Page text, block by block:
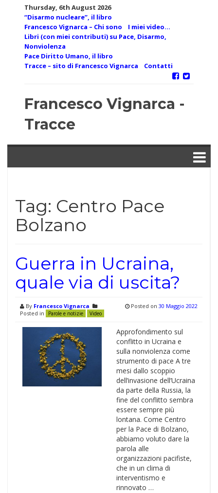
Thursday, 6th August 2026
“Disarmo nucleare”, il libro
Francesco Vignarca – Chi sono
I miei video…
Libri (con miei contributi) su Pace, Disarmo,
Nonviolenza
Pace Diritto Umano, il libro
Tracce – sito di Francesco Vignarca
Contatti
Francesco Vignarca -
Tracce
Tag: Centro Pace
Bolzano
Guerra in Ucraina,
quale via di uscita?
By Francesco Vignarca
Posted in
Parole e notizie Video
Posted on 30 Maggio 2022
Approfondimento sul
conflitto in Ucraina e
sulla nonviolenza come
strumento di pace A tre
mesi dallo scoppio
dell’invasione dell’Ucraina
da parte della Russia, la
fine del conflitto sembra
essere sempre più
lontana. Come Centro
per la Pace di Bolzano,
abbiamo voluto dare la
parola alle
organizzazioni pacifiste,
che in un clima di
interventismo e
rinnovato …